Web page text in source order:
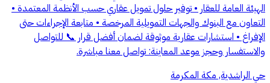
الهيئة العامة للعقار • توفير حلول تمويل عقاري حسب الأنظمة المعتمدة •
التعاون مع البنوك والجهات التمويلية المرخصة • متابعة الإجراءات حتى
الإفراغ • استشارات عقارية موثوقة لضمان أفضل قرار 📞 للتواصل
والاستفسار وحجز موعد المعاينة: تواصل معنا مباشرة.
حي الراشدية, مكة المكرمة